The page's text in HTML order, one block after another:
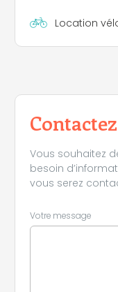
Location
Vous souhaitez
besoin
vous serez
Votre message